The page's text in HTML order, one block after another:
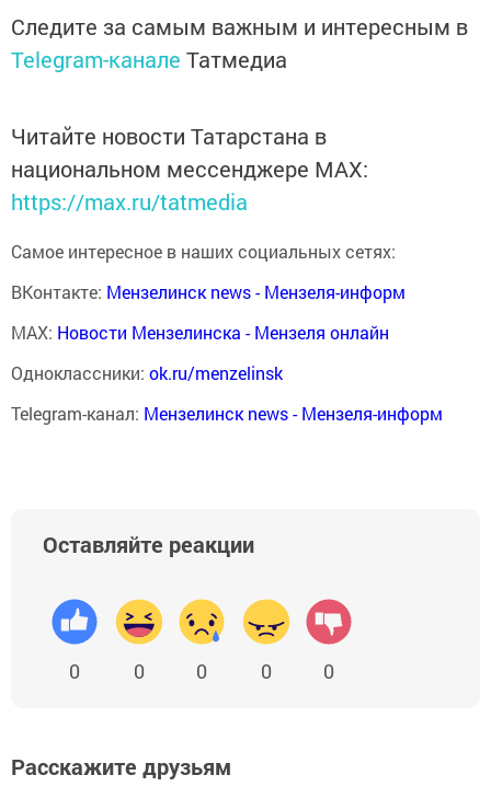
Следите за самым важным и интересным в
Telegram-канале Татмедиа
Читайте новости Татарстана в
национальном мессенджере MАХ:
https://max.ru/tatmedia
Самое интересное в наших социальных сетях:
ВКонтакте: Мензелинск news - Мензеля-информ
MAX: Новости Мензелинска - Мензеля онлайн
Одноклассники: ok.ru/menzelinsk
Telegram-канал: Мензелинск news - Мензеля-информ
Оставляйте реакции
0 0 0 0 0
Расскажите друзьям